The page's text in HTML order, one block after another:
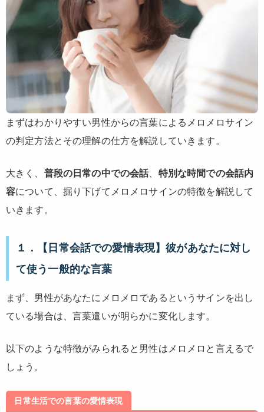
まずはわかりやすい男性からの言葉によるメロメロサイン
の判定方法とその理解の仕方を解説していきます。
大きく、 普段の日常の中での会話、 特別な時間での会話内
容について、掘り下げてメロメロサインの特徴を解説して
いきます。
１．【日常会話での愛情表現】彼があなたに対し
て使う一般的な言葉
まず、男性があなたにメロメロであるというサインを出し
ている場合は、言葉遣いが明らかに変化します。
以下のような特徴がみられると男性はメロメロと言えるで
しょう。
日常生活での言葉の愛情表現